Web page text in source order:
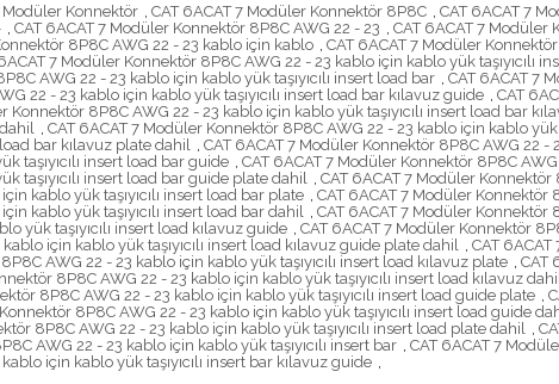
Modüler Konnektör CAT 6ACAT 7 Modüler Konnektör 8P8C CAT 6ACAT 7
CAT 6ACAT 7 Modüler Konnektör 8P8C AWG 22 - 23 CAT 6ACAT 7 Modüler
8P8C AWG 22 - 23 kablo için kablo CAT 6ACAT 7 Modüler
7 Modüler Konnektör 8P8C AWG 22 - 23 kablo için kablo yük taşıyıcılı
AWG 22 - 23 kablo için kablo yük taşıyıcılı insert load bar
CAT 6ACAT 7
22 - 23 kablo için kablo yük taşıyıcılı insert load bar kılavuz guide
CAT
Konnektör 8P8C AWG 22 - 23 kablo için kablo yük taşıyıcılı insert load bar
CAT 6ACAT 7 Modüler Konnektör 8P8C AWG 22 - 23 kablo için kablo yük
bar kılavuz plate dahil
CAT 6ACAT 7 Modüler Konnektör 8P8C AWG 22 -
taşıyıcılı insert load bar guide
CAT 6ACAT 7 Modüler Konnektör 8P8C
taşıyıcılı insert load bar guide plate dahil
CAT 6ACAT 7 Modüler Konnektör
kablo yük taşıyıcılı insert load bar plate
CAT 6ACAT 7 Modüler Konnektör
kablo yük taşıyıcılı insert load bar dahil CAT 6ACAT 7 Modüler Konnektör
yük taşıyıcılı insert load kılavuz guide
CAT 6ACAT 7 Modüler Konnektör
için kablo yük taşıyıcılı insert load kılavuz guide plate dahil
CAT 6ACAT
AWG 22 - 23 kablo için kablo yük taşıyıcılı insert load kılavuz plate
CAT
8P8C AWG 22 - 23 kablo için kablo yük taşıyıcılı insert load kılavuz dahil
8P8C AWG 22 - 23 kablo için kablo yük taşıyıcılı insert load guide plate
8P8C AWG 22 - 23 kablo için kablo yük taşıyıcılı insert load guide
8P8C AWG 22 - 23 kablo için kablo yük taşıyıcılı insert load plate dahil
AWG 22 - 23 kablo için kablo yük taşıyıcılı insert bar
CAT 6ACAT 7
için kablo yük taşıyıcılı insert bar kılavuz guide